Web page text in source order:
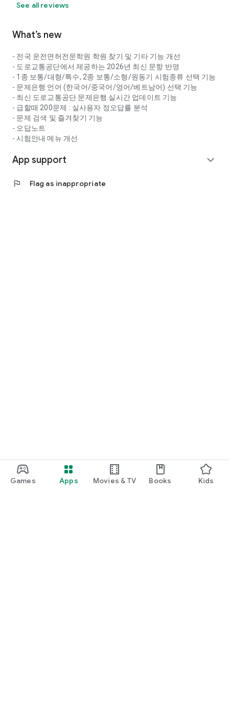
Games Apps Movies & TV Books Kids
See all reviews
What’s new
- 전국 운전면허전문학원 학원 찾기 및 기타 기능 개선
- 도로교통공단에서 제공하는 2026년 최신 문항 반영
- 1종 보통/대형/특수, 2종 보통/소형/원동기 시험종류 선택 기능
- 문제은행 언어 (한국어/중국어/영어/베트남어) 선택 기능
- 최신 도로교통공단 문제은행 실시간 업데이트 기능
- 급할때 200문제 : 실사용자 정오답률 분석
- 문제 검색 및 즐겨찾기 기능
- 오답노트
- 시험안내 메뉴 개선
App support expand_more
flag Flag as inappropriate